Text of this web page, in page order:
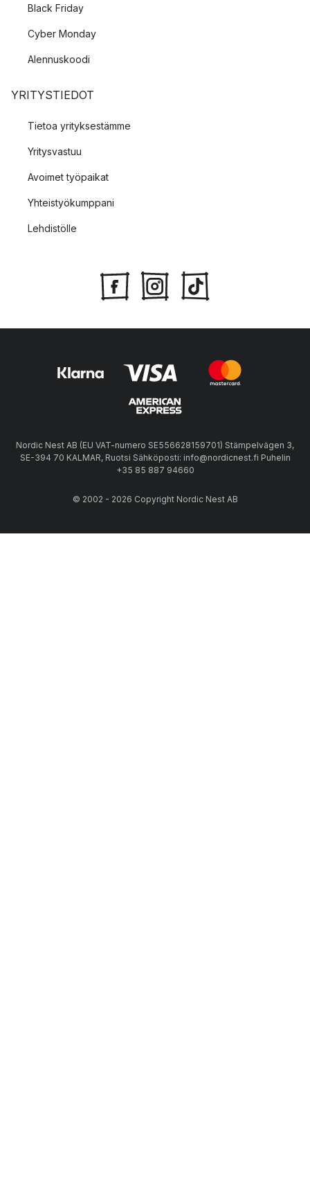
Black Friday
Cyber Monday
Alennuskoodi
YRITYSTIEDOT
Tietoa yrityksestämme
Yritysvastuu
Avoimet työpaikat
Yhteistyökumppani
Lehdistölle
Nordic Nest AB (EU VAT-numero SE556628159701) Stämpelvägen 3,
SE-394 70 KALMAR, Ruotsi Sähköposti: info@nordicnest.fi Puhelin
+35 85 887 94660
© 2002 - 2026 Copyright Nordic Nest AB